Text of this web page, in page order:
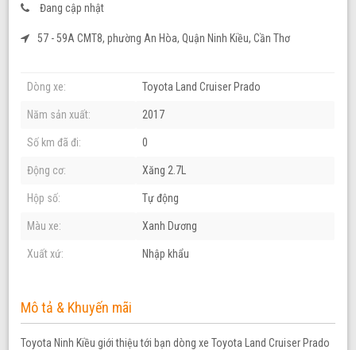
Đang cập nhật
57 - 59A CMT8, phường An Hòa, Quận Ninh Kiều, Cần Thơ
Dòng xe: Toyota Land Cruiser Prado
Năm sản xuất: 2017
Số km đã đi: 0
Động cơ: Xăng 2.7L
Hộp số: Tự động
Màu xe: Xanh Dương
Xuất xứ: Nhập khẩu
Mô tả & Khuyến mãi
Toyota Ninh Kiều giới thiệu tới bạn dòng xe Toyota Land Cruiser Prado